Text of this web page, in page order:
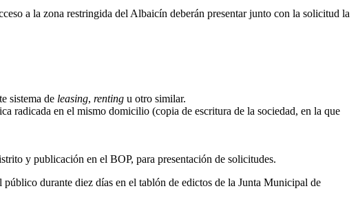
a la zona restringida del Albaicín deberán presentar junto con la solicitud la
sistema de leasing, renting u otro similar.
radicada en el mismo domicilio (copia de escritura de la sociedad, en la que
y publicación en el BOP, para presentación de solicitudes.
durante diez días en el tablón de edictos de la Junta Municipal de